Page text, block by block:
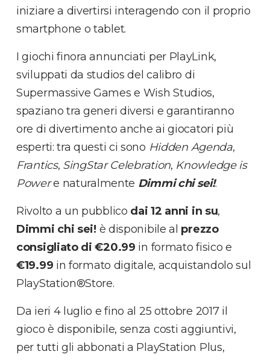
iniziare a divertirsi interagendo con il proprio
smartphone o tablet.
I giochi finora annunciati per PlayLink,
sviluppati da studios del calibro di
Supermassive Games e Wish Studios,
spaziano tra generi diversi e garantiranno
ore di divertimento anche ai giocatori più
esperti: tra questi ci sono Hidden Agenda,
Frantics, SingStar Celebration, Knowledge is
Powere naturalmente Dimmi chi sei!.
Rivolto a un pubblico dai 12 anni in su,
Dimmi chi sei! è disponibile al prezzo
consigliato di €20.99 in formato fisico e
€19.99 in formato digitale, acquistandolo sul
PlayStation®Store.
Da ieri 4 luglio e fino al 25 ottobre 2017 il
gioco è disponibile, senza costi aggiuntivi,
per tutti gli abbonati a PlayStation Plus,